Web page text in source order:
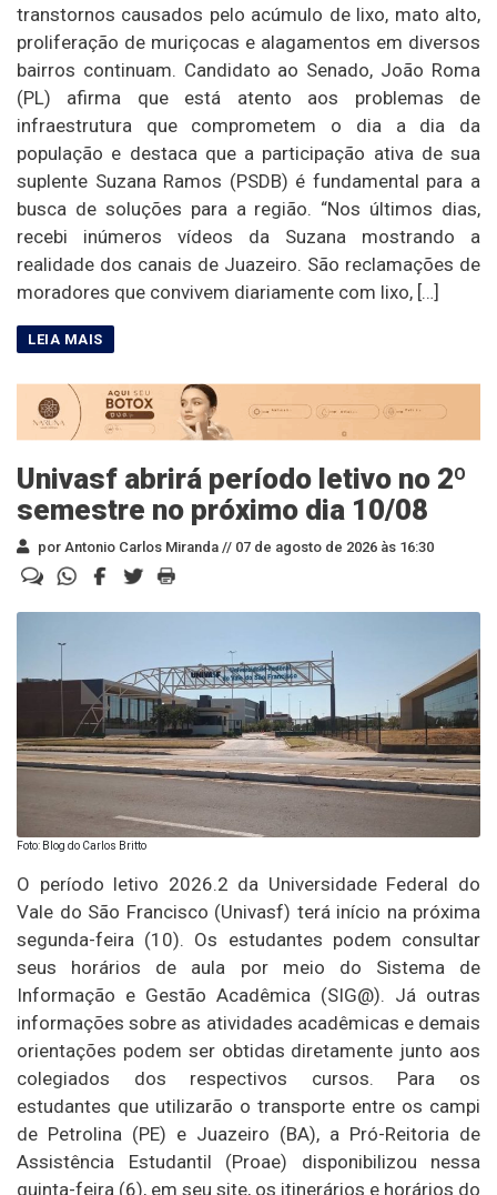
transtornos causados pelo acúmulo de lixo, mato alto,
proliferação de muriçocas e alagamentos em diversos
bairros continuam. Candidato ao Senado, João Roma
(PL) afirma que está atento aos problemas de
infraestrutura que comprometem o dia a dia da
população e destaca que a participação ativa de sua
suplente Suzana Ramos (PSDB) é fundamental para a
busca de soluções para a região. “Nos últimos dias,
recebi inúmeros vídeos da Suzana mostrando a
realidade dos canais de Juazeiro. São reclamações de
moradores que convivem diariamente com lixo, […]
Univasf abrirá período letivo no 2º
semestre no próximo dia 10/08
por Antonio Carlos Miranda // 07 de agosto de 2026 às 16:30
Foto: Blog do Carlos Britto
O período letivo 2026.2 da Universidade Federal do
Vale do São Francisco (Univasf) terá início na próxima
segunda-feira (10). Os estudantes podem consultar
seus horários de aula por meio do Sistema de
Informação e Gestão Acadêmica (SIG@). Já outras
informações sobre as atividades acadêmicas e demais
orientações podem ser obtidas diretamente junto aos
colegiados dos respectivos cursos. Para os
estudantes que utilizarão o transporte entre os campi
de Petrolina (PE) e Juazeiro (BA), a Pró-Reitoria de
Assistência Estudantil (Proae) disponibilizou nessa
quinta-feira (6), em seu site, os itinerários e horários do